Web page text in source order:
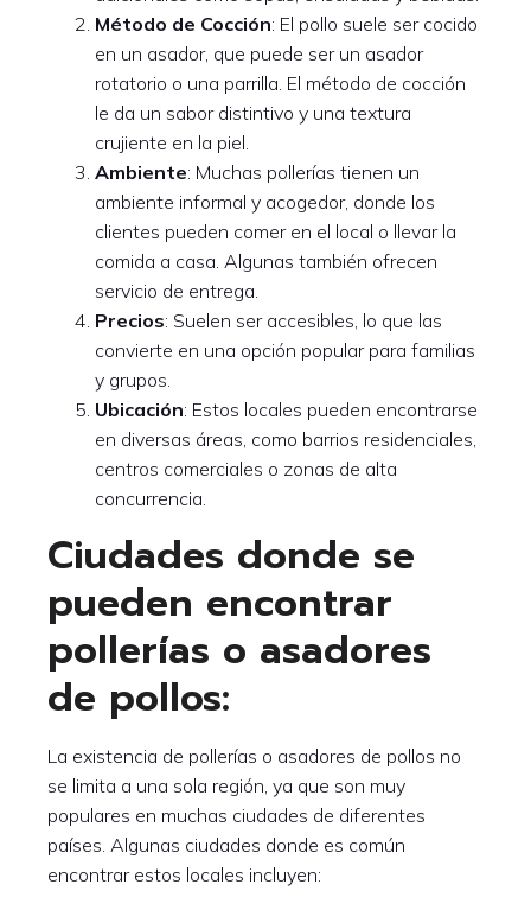
Método de Cocción: El pollo suele ser cocido
en un asador, que puede ser un asador
rotatorio o una parrilla. El método de cocción
le da un sabor distintivo y una textura
crujiente en la piel.
Ambiente: Muchas pollerías tienen un
ambiente informal y acogedor, donde los
clientes pueden comer en el local o llevar la
comida a casa. Algunas también ofrecen
servicio de entrega.
Precios: Suelen ser accesibles, lo que las
convierte en una opción popular para familias
y grupos.
Ubicación: Estos locales pueden encontrarse
en diversas áreas, como barrios residenciales,
centros comerciales o zonas de alta
concurrencia.
Ciudades donde se
pueden encontrar
pollerías o asadores
de pollos:
La existencia de pollerías o asadores de pollos no
se limita a una sola región, ya que son muy
populares en muchas ciudades de diferentes
países. Algunas ciudades donde es común
encontrar estos locales incluyen: